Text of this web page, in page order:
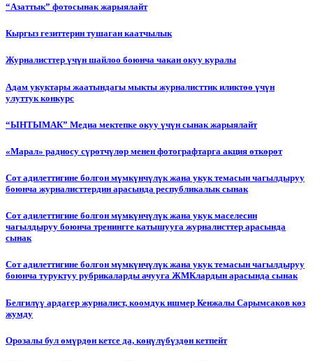
“Азаттык” фотосынак жарыялайт
Кыргыз гезиттерин тушаган каатчылык
Журналисттер үчүн шайлоо боюнча чакан окуу куралы
Адам укуктары жаатындагы мыкты журналисттик иликтөө үчүн
улуттук конкурс
“ЫНТЫМАК” Медиа мектепке окуу үчүн сынак жарыялайт
«Марал» радиосу сүрөтчүлөр менен фотографтарга акция өткөрөт
Сот адилеттигине болгон мүмкүнчүлүк жана укук темасын чагылдыруу
боюнча журналисттердин арасында республикалык сынак
Сот адилеттигине болгон мүмкүнчүлүк жана укук маселесин
чагылдыруу боюнча тренингге катышууга журналисттер арасында
сынак
Сот адилеттигине болгон мүмкүнчүлүк жана укук темасын чагылдыруу
боюнча туруктуу рубрикаларды ачууга ЖМКлардын арасында сынак
Белгилүү ардагер журналист, коомдук ишмер Кенжалы Сарымсаков көз
жумду
Орозалы бул өмүрдөн кетсе да, көңүлүбүздөн кетпейт